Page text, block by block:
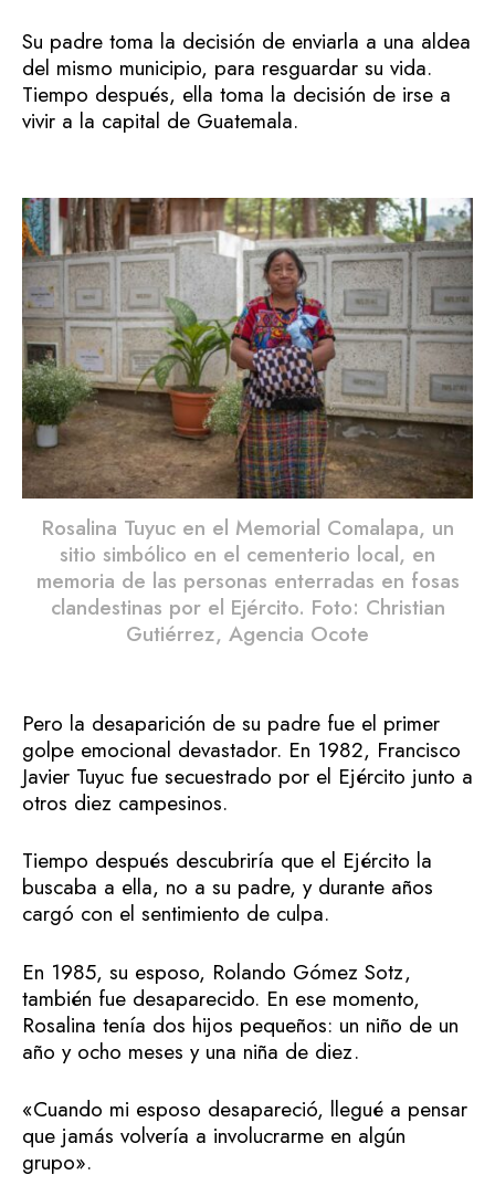
Su padre toma la decisión de enviarla a una aldea
del mismo municipio, para resguardar su vida.
Tiempo después, ella toma la decisión de irse a
vivir a la capital de Guatemala.
Rosalina Tuyuc en el Memorial Comalapa, un
sitio simbólico en el cementerio local, en
memoria de las personas enterradas en fosas
clandestinas por el Ejército. Foto: Christian
Gutiérrez, Agencia Ocote
Pero la desaparición de su padre fue el primer
golpe emocional devastador. En 1982, Francisco
Javier Tuyuc fue secuestrado por el Ejército junto a
otros diez campesinos.
Tiempo después descubriría que el Ejército la
buscaba a ella, no a su padre, y durante años
cargó con el sentimiento de culpa.
En 1985, su esposo, Rolando Gómez Sotz,
también fue desaparecido. En ese momento,
Rosalina tenía dos hijos pequeños: un niño de un
año y ocho meses y una niña de diez.
«Cuando mi esposo desapareció, llegué a pensar
que jamás volvería a involucrarme en algún
grupo».